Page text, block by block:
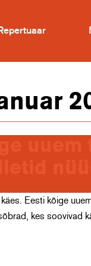
Repertuaar
Eesti kõige
kes soovivad